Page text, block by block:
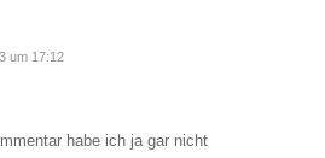
um 17:12
habe ich ja gar nicht